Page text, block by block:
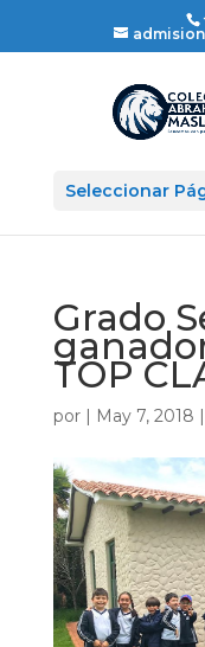
Seleccionar
Grado
TOP
por | May 7, 2018 |